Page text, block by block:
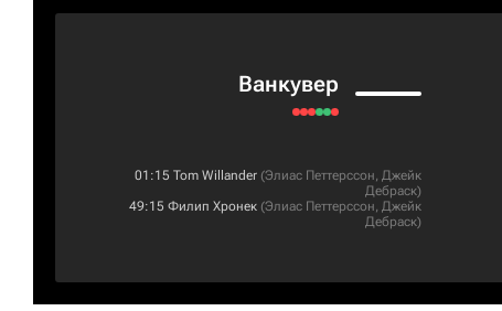
Ванкувер
01:15 Tom Willander (Элиас Петтерссон, Джейк
Дебраск)
49:15 Филип Хронек (Элиас Петтерссон, Джейк
Дебраск)